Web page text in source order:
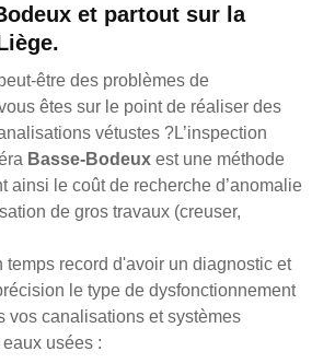
et partout sur la
être des problèmes de
êtes sur le point de réaliser des
vétustes ?L’inspection
Basse-Bodeux est une méthode
ainsi le coût de recherche d’anomalie
de gros travaux (creuser,
temps record d'avoir un diagnostic et
le type de dysfonctionnement
vos canalisations et systèmes
usées :